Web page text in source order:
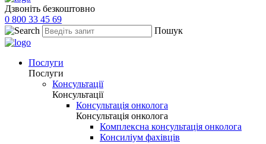
Дзвоніть безкоштовно
0 800 33 45 69
Пошук
Послуги
Послуги
Консультації
Консультації
Консультація онколога
Консультація онколога
Комплексна консультація онколога
Консиліум фахівців